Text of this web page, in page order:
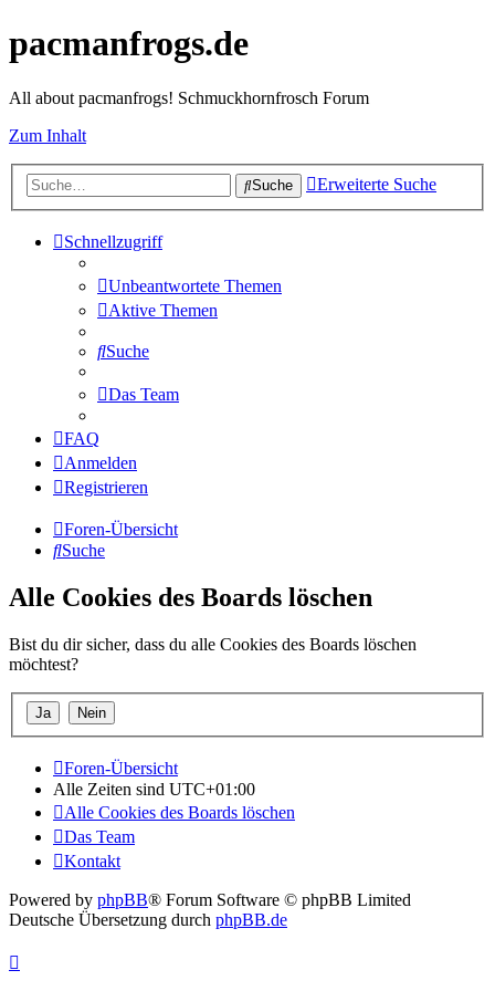
pacmanfrogs.de
All about pacmanfrogs! Schmuckhornfrosch Forum
Zum Inhalt
Suche Erweiterte Suche
Schnellzugriff
Unbeantwortete Themen
Aktive Themen
Suche
Das Team
FAQ
Anmelden
Registrieren
Foren-Übersicht
Suche
Alle Cookies des Boards löschen
Bist du dir sicher, dass du alle Cookies des Boards löschen
möchtest?
Foren-Übersicht
Alle Zeiten sind UTC+01:00
Alle Cookies des Boards löschen
Das Team
Kontakt
Powered by phpBB® Forum Software © phpBB Limited
Deutsche Übersetzung durch phpBB.de